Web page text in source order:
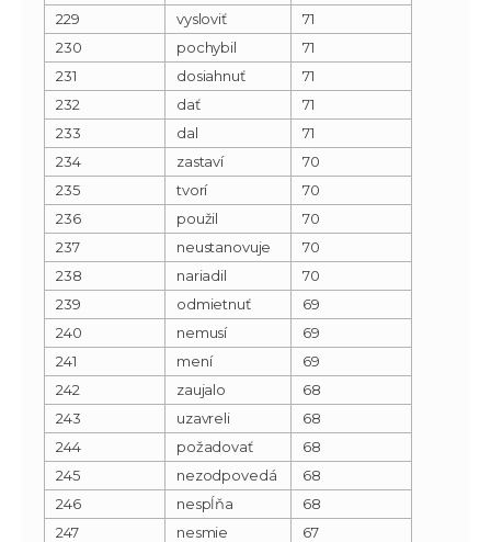
229
vysloviť
71
230
pochybil
71
231
dosiahnuť
71
232
dať
71
233
dal
71
234
zastaví
70
235
tvorí
70
236
použil
70
237
neustanovuje
70
238
nariadil
70
239
odmietnuť
69
240
nemusí
69
241
mení
69
242
zaujalo
68
243
uzavreli
68
244
požadovať
68
245
nezodpovedá
68
246
nespĺňa
68
247
nesmie
67